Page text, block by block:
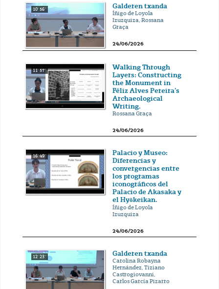
10' 56'' Galderen txanda
Íñigo de Loyola
Izuzquiza, Rossana
Graça
24/06/2026
11' 57''
Walking Through
Layers: Constructing
the Monument in
Féliz Alves Pereira’s
Archaeological
Writing.
Rossana Graça
24/06/2026
16' 49''
Palacio y Museo:
Diferencias y
convergencias entre
los programas
iconográficos del
Palacio de Akasaka y
el Hyōkeikan.
Íñigo de Loyola
Izuzquiza
24/06/2026
12' 23'' Galderen txanda
Carolina Robayna
Hernández, Tiziano
Castrogiovanni,
Carlos García Pizarro